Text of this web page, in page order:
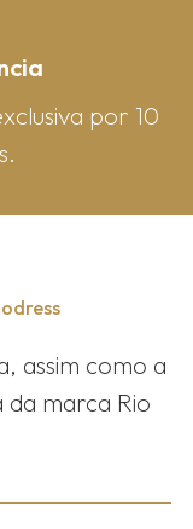
por 10
assim como a
marca Rio